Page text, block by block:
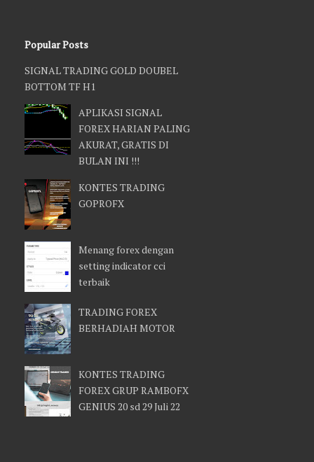
Popular Posts
SIGNAL TRADING GOLD DOUBEL
BOTTOM TF H1
APLIKASI SIGNAL
FOREX HARIAN PALING
AKURAT, GRATIS DI
BULAN INI !!!
KONTES TRADING
GOPROFX
Menang forex dengan
setting indicator cci
terbaik
TRADING FOREX
BERHADIAH MOTOR
KONTES TRADING
FOREX GRUP RAMBOFX
GENIUS 20 sd 29 Juli 22